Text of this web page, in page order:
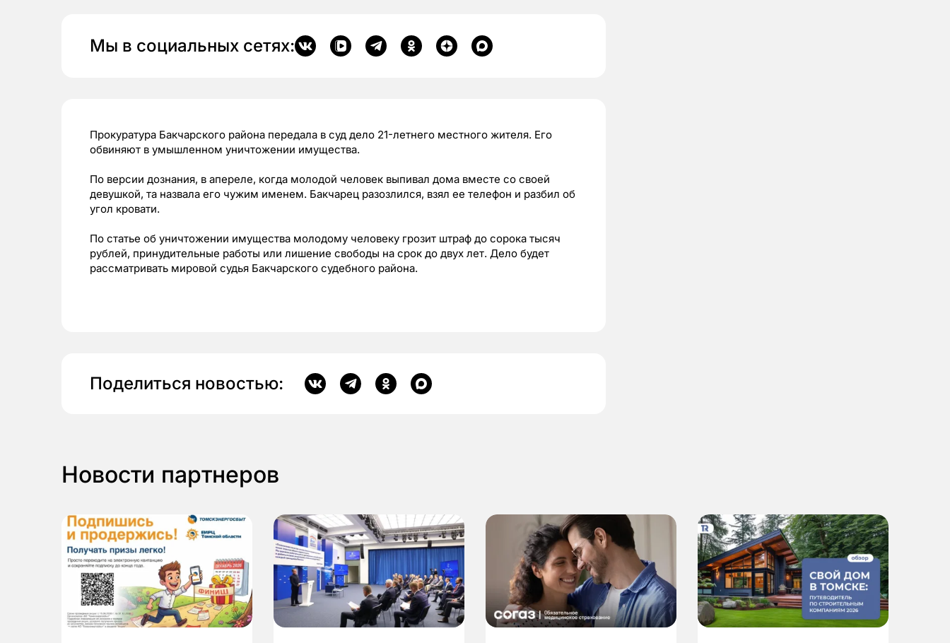
Мы в социальных сетях:
Прокуратура Бакчарского района передала в суд дело 21-летнего местного жителя. Его
обвиняют в умышленном уничтожении имущества.
По версии дознания, в апереле, когда молодой человек выпивал дома вместе со своей
девушкой, та назвала его чужим именем. Бакчарец разозлился, взял ее телефон и разбил об
угол кровати.
По статье об уничтожении имущества молодому человеку грозит штраф до сорока тысяч
рублей, принудительные работы или лишение свободы на срок до двух лет. Дело будет
рассматривать мировой судья Бакчарского судебного района.
Поделиться новостью:
Новости партнеров